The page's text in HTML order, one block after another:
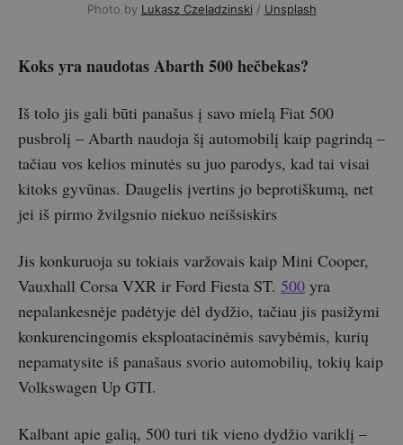
Photo by Lukasz Czeladzinski / Unsplash
Koks yra naudotas Abarth 500 hečbekas?
Iš tolo jis gali būti panašus į savo mielą Fiat 500
pusbrolį – Abarth naudoja šį automobilį kaip pagrindą –
tačiau vos kelios minutės su juo parodys, kad tai visai
kitoks gyvūnas. Daugelis įvertins jo beprotiškumą, net
jei iš pirmo žvilgsnio niekuo neišsiskirs
Jis konkuruoja su tokiais varžovais kaip Mini Cooper,
Vauxhall Corsa VXR ir Ford Fiesta ST. 500 yra
nepalankesnėje padėtyje dėl dydžio, tačiau jis pasižymi
konkurencingomis eksploatacinėmis savybėmis, kurių
nepamatysite iš panašaus svorio automobilių, tokių kaip
Volkswagen Up GTI.
Kalbant apie galią, 500 turi tik vieno dydžio variklį –